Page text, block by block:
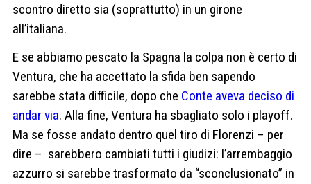
scontro diretto sia (soprattutto) in un girone
all’italiana.
E se abbiamo pescato la Spagna la colpa non è certo di
Ventura, che ha accettato la sfida ben sapendo
sarebbe stata difficile, dopo che Conte aveva deciso di
andar via. Alla fine, Ventura ha sbagliato solo i playoff.
Ma se fosse andato dentro quel tiro di Florenzi – per
dire – sarebbero cambiati tutti i giudizi: l’arrembaggio
azzurro si sarebbe trasformato da “sconclusionato” in